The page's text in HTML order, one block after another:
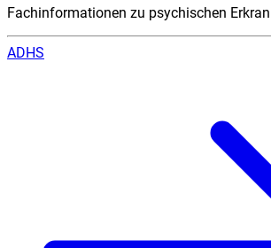
Fachinformationen zu psychischen
ADHS